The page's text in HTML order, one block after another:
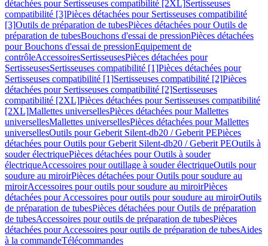
détachées pour Sertisseuses compatibilité [2XL]Sertisseuses
compatibilité [3]Pièces détachées pour Sertisseuses compatibilité
[3]Outils de préparation de tubesPièces détachées pour Outils de
préparation de tubesBouchons d'essai de pressionPièces détachées
pour Bouchons d'essai de pressionEquipement de
contrôleAccessoiresSertisseusesPièces détachées pour
SertisseusesSertisseuses compatibilité [1]Pièces détachées pour
Sertisseuses compatibilité [1]Sertisseuses compatibilité [2]Pièces
détachées pour Sertisseuses compatibilité [2]Sertisseuses
compatibilité [2XL]Pièces détachées pour Sertisseuses compatibilité
[2XL]Mallettes universellesPièces détachées pour Mallettes
universellesMallettes universellesPièces détachées pour Mallettes
universellesOutils pour Geberit Silent-db20 / Geberit PEPièces
détachées pour Outils pour Geberit Silent-db20 / Geberit PEOutils à
souder électriquePièces détachées pour Outils à souder
électriqueAccessoires pour outillage à souder électriqueOutils pour
soudure au miroirPièces détachées pour Outils pour soudure au
miroirAccessoires pour outils pour soudure au miroirPièces
détachées pour Accessoires pour outils pour soudure au miroirOutils
de préparation de tubesPièces détachées pour Outils de préparation
de tubesAccessoires pour outils de préparation de tubesPièces
détachées pour Accessoires pour outils de préparation de tubesAides
à la commandeTélécommandes